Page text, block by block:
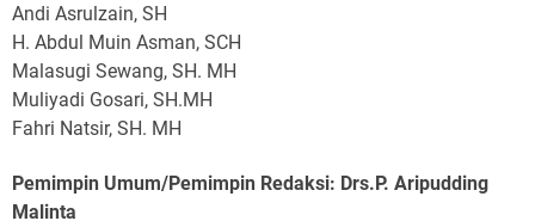
Andi Asrulzain, SH
H. Abdul Muin Asman, SCH
Malasugi Sewang, SH. MH
Muliyadi Gosari, SH.MH
Fahri Natsir, SH. MH
Pemimpin Umum/Pemimpin Redaksi: Drs.P. Aripudding
Malinta